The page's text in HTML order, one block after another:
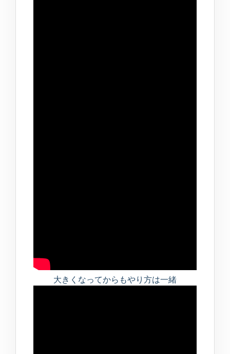
大きくなってからもやり方は一緒